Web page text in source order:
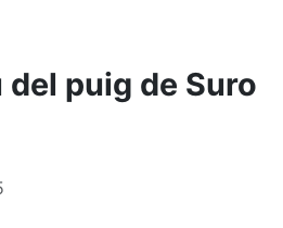
del puig de Suro